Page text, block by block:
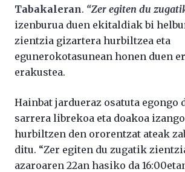
Tabakaleran. “Zer egiten du
izenburua duen ekitaldiak bi
zientzia gizartera hurbiltzea eta
egunerokotasunean honen duen
erakustea.
Hainbat jardueraz osatuta egongo
sarrera librekoa eta doakoa
hurbiltzen den ororentzat ateak
ditu. “Zer egiten du zugatik
azaroaren 22an hasiko da